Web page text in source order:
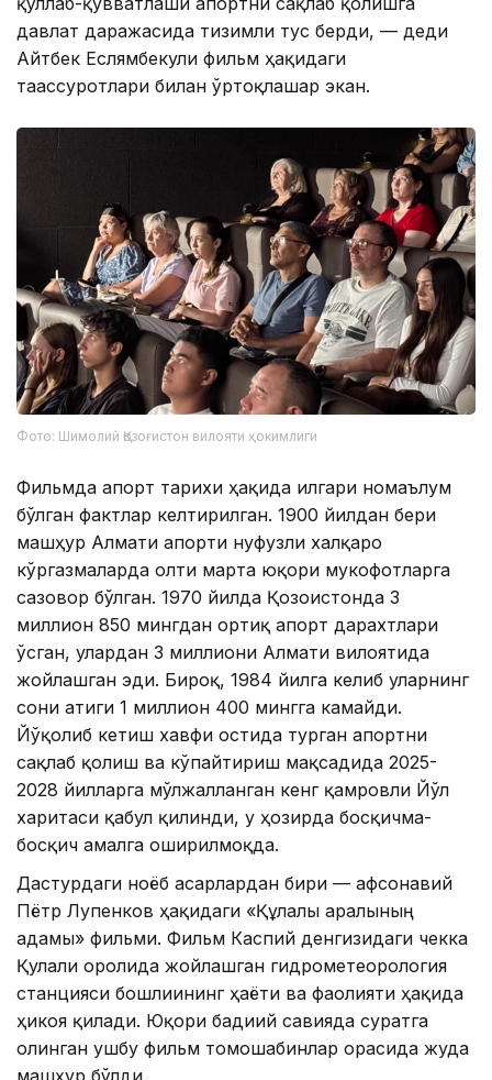
давлат даражасида тизимли тус берди, — деди
Айтбек Еслямбекули фильм ҳақидаги
таассуротлари билан ўртоқлашар экан.
Фото: Шимолий Қозоғистон вилояти ҳокимлиги
Фильмда апорт тарихи ҳақида илгари номаълум
бўлган фактлар келтирилган. 1900 йилдан бери
машҳур Алмати апорти нуфузли халқаро
кўргазмаларда олти марта юқори мукофотларга
сазовор бўлган. 1970 йилда Қозоғистонда 3
миллион 850 мингдан ортиқ апорт дарахтлари
ўсган, улардан 3 миллиони Алмати вилоятида
жойлашган эди. Бироқ, 1984 йилга келиб уларнинг
сони атиги 1 миллион 400 мингга камайди.
Йўқолиб кетиш хавфи остида турган апортни
сақлаб қолиш ва кўпайтириш мақсадида 2025-
2028 йилларга мўлжалланган кенг қамровли Йўл
харитаси қабул қилинди, у ҳозирда босқичма-
босқич амалга оширилмоқда.
Дастурдаги ноёб асарлардан бири — афсонавий
Пётр Лупенков ҳақидаги «Құлалы аралының
адамы» фильми. Фильм Каспий денгизидаги чекка
Қулали оролида жойлашган гидрометеорология
станцияси бошлиғининг ҳаёти ва фаолияти ҳақида
ҳикоя қилади. Юқори бадиий савияда суратга
олинган ушбу фильм томошабинлар орасида жуда